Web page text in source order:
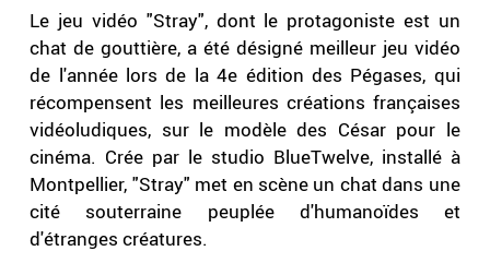
Le jeu vidéo "Stray", dont le protagoniste est un
chat de gouttière, a été désigné meilleur jeu vidéo
de l'année lors de la 4e édition des Pégases, qui
récompensent les meilleures créations françaises
vidéoludiques, sur le modèle des César pour le
cinéma. Crée par le studio BlueTwelve, installé à
Montpellier, "Stray" met en scène un chat dans une
cité souterraine peuplée d'humanoïdes et
d'étranges créatures.